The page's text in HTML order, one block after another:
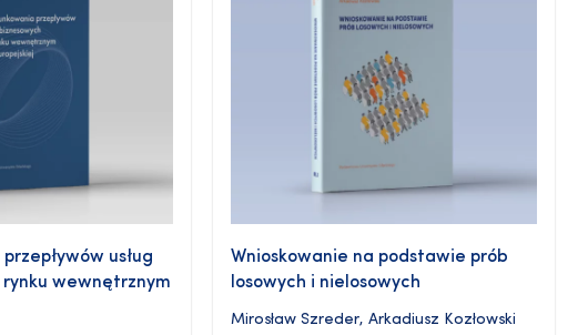
usług
wewnętrznym
Wnioskowanie na podstawie prób
losowych i nielosowych
Mirosław Szreder,Arkadiusz Kozłowski